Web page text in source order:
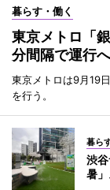
暮らす・働く
東京メトロ「
分間隔で運行へ
東京メトロは9月19
を行う。
暮ら
渋
暑